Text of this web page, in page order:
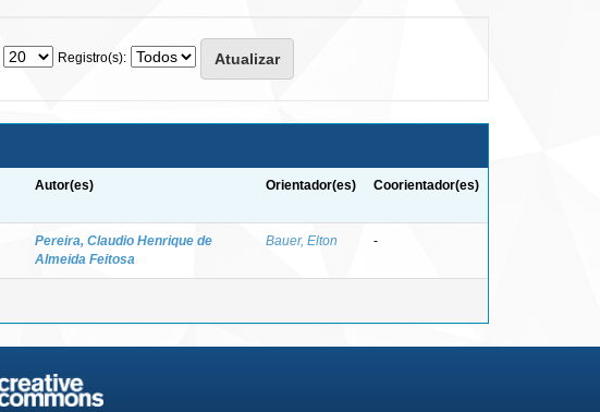
Registro(s):
Autor(es) Orientador(es) Coorientador(es)
Pereira, Claudio Henrique de
Almeida Feitosa
Bauer, Elton -